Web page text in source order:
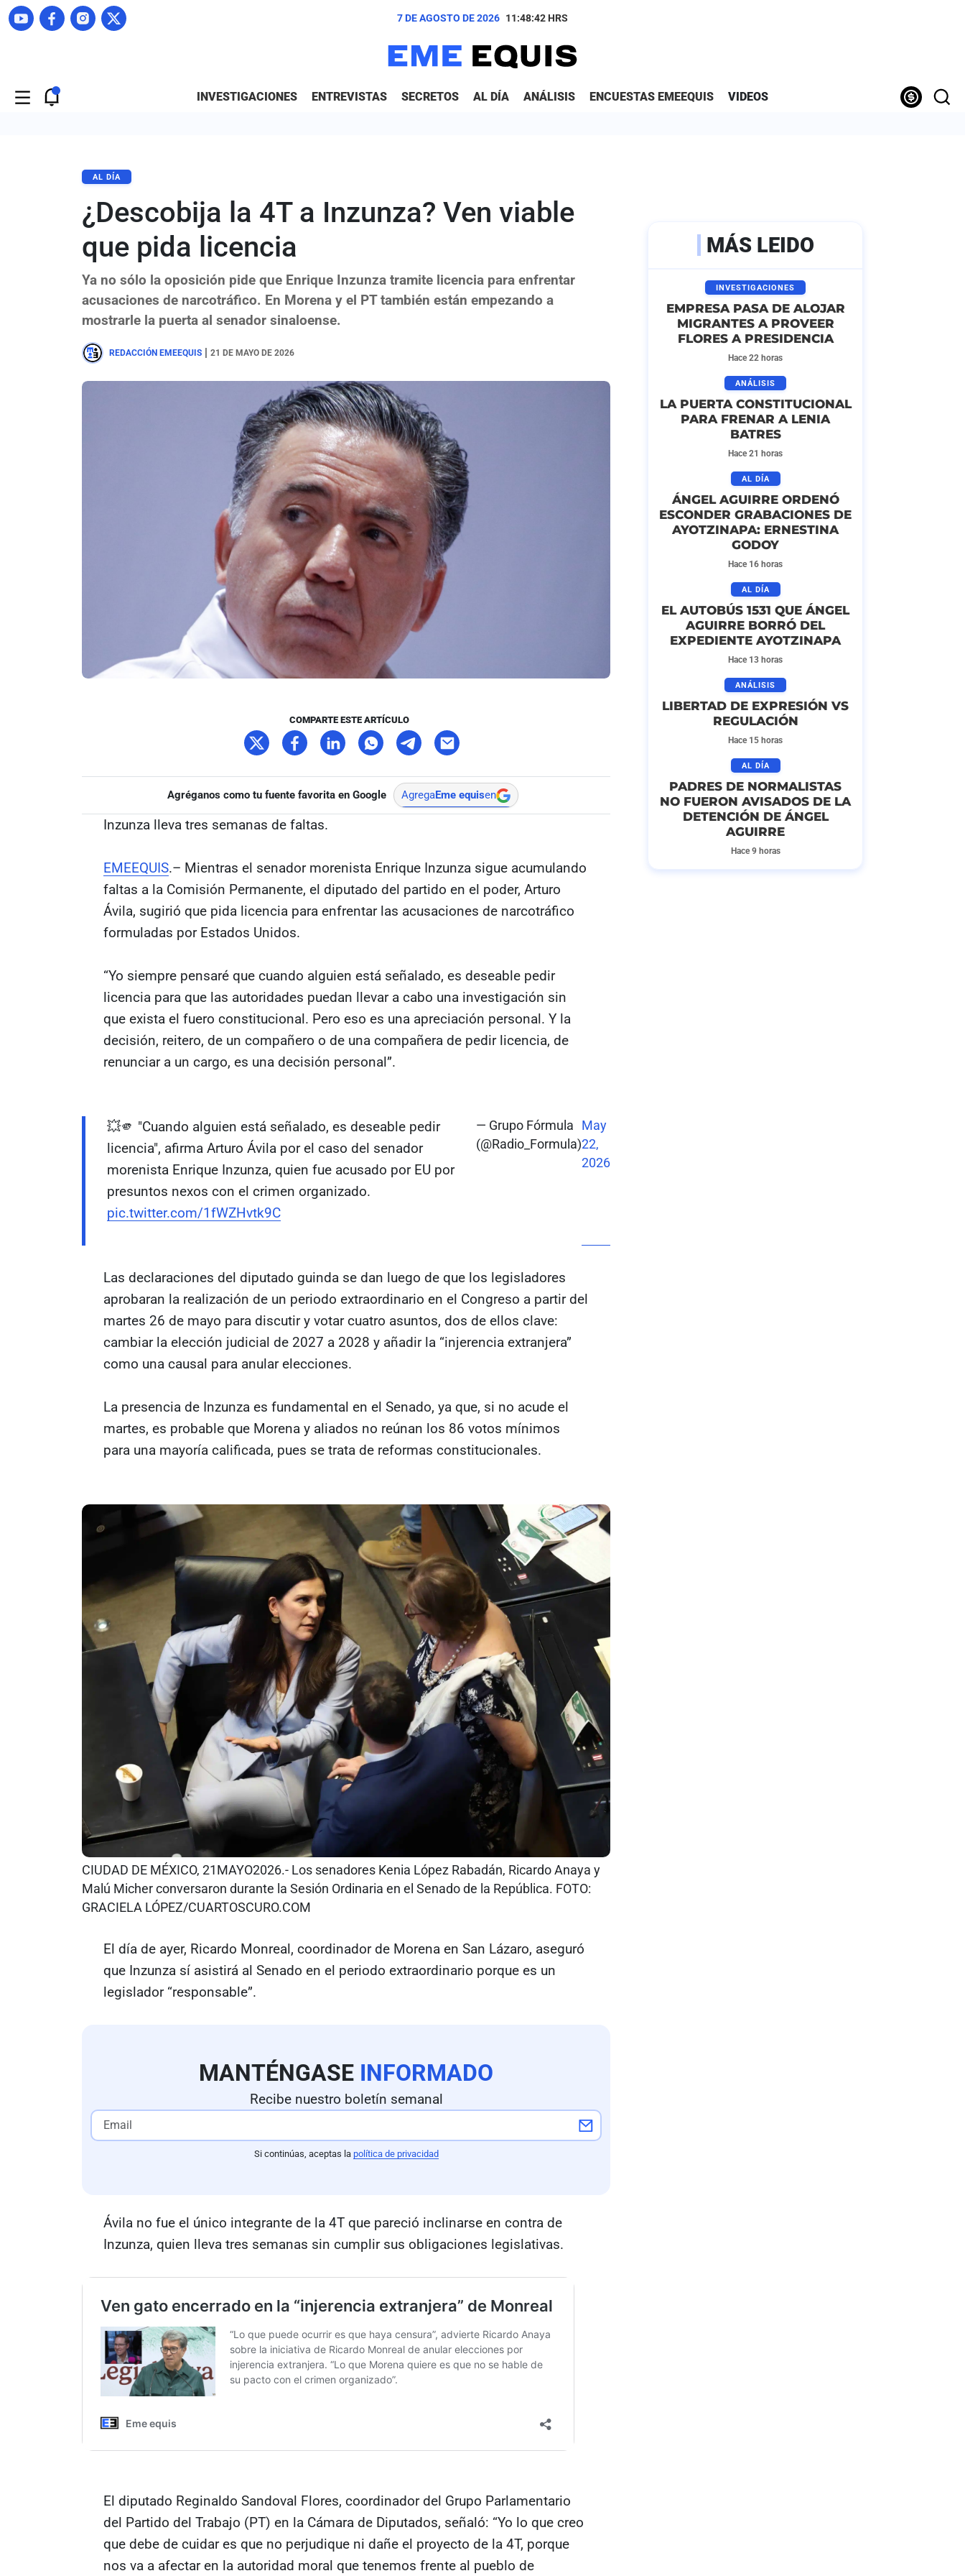
7 DE AGOSTO DE 2026 11:48:44 HRS
INVESTIGACIONES ENTREVISTAS SECRETOS AL DÍA ANÁLISIS ENCUESTAS EMEEQUIS VIDEOS
AL DÍA
¿Descobija la 4T a Inzunza? Ven viable
que pida licencia
Ya no sólo la oposición pide que Enrique Inzunza tramite licencia para enfrentar
acusaciones de narcotráfico. En Morena y el PT también están empezando a
mostrarle la puerta al senador sinaloense.
REDACCIÓN EMEEQUIS 21 DE MAYO DE 2026
COMPARTE ESTE ARTÍCULO
Agréganos como tu fuente favorita en Google AgregaEme equisen
Inzunza lleva tres semanas de faltas.
EMEEQUIS.– Mientras el senador morenista Enrique Inzunza sigue acumulando
faltas a la Comisión Permanente, el diputado del partido en el poder, Arturo
Ávila, sugirió que pida licencia para enfrentar las acusaciones de narcotráfico
formuladas por Estados Unidos.
“Yo siempre pensaré que cuando alguien está señalado, es deseable pedir
licencia para que las autoridades puedan llevar a cabo una investigación sin
que exista el fuero constitucional. Pero eso es una apreciación personal. Y la
decisión, reitero, de un compañero o de una compañera de pedir licencia, de
renunciar a un cargo, es una decisión personal”.
💥🫵 "Cuando alguien está señalado, es deseable pedir
licencia", afirma Arturo Ávila por el caso del senador
morenista Enrique Inzunza, quien fue acusado por EU por
presuntos nexos con el crimen organizado.
pic.twitter.com/1fWZHvtk9C
— Grupo Fórmula
(@Radio_Formula)
May
22,
2026
Las declaraciones del diputado guinda se dan luego de que los legisladores
aprobaran la realización de un periodo extraordinario en el Congreso a partir del
martes 26 de mayo para discutir y votar cuatro asuntos, dos de ellos clave:
cambiar la elección judicial de 2027 a 2028 y añadir la “injerencia extranjera”
como una causal para anular elecciones.
La presencia de Inzunza es fundamental en el Senado, ya que, si no acude el
martes, es probable que Morena y aliados no reúnan los 86 votos mínimos
para una mayoría calificada, pues se trata de reformas constitucionales.
CIUDAD DE MÉXICO, 21MAYO2026.- Los senadores Kenia López Rabadán, Ricardo Anaya y
Malú Micher conversaron durante la Sesión Ordinaria en el Senado de la República. FOTO:
GRACIELA LÓPEZ/CUARTOSCURO.COM
El día de ayer, Ricardo Monreal, coordinador de Morena en San Lázaro, aseguró
que Inzunza sí asistirá al Senado en el periodo extraordinario porque es un
legislador “responsable”.
MANTÉNGASE INFORMADO
Recibe nuestro boletín semanal
Si continúas, aceptas la política de privacidad
Ávila no fue el único integrante de la 4T que pareció inclinarse en contra de
Inzunza, quien lleva tres semanas sin cumplir sus obligaciones legislativas.
El diputado Reginaldo Sandoval Flores, coordinador del Grupo Parlamentario
del Partido del Trabajo (PT) en la Cámara de Diputados, señaló: “Yo lo que creo
que debe de cuidar es que no perjudique ni dañe el proyecto de la 4T, porque
nos va a afectar en la autoridad moral que tenemos frente al pueblo de
MÁS LEIDO
INVESTIGACIONES
EMPRESA PASA DE ALOJAR
MIGRANTES A PROVEER
FLORES A PRESIDENCIA
Hace 22 horas
ANÁLISIS
LA PUERTA CONSTITUCIONAL
PARA FRENAR A LENIA
BATRES
Hace 21 horas
AL DÍA
ÁNGEL AGUIRRE ORDENÓ
ESCONDER GRABACIONES DE
AYOTZINAPA: ERNESTINA
GODOY
Hace 16 horas
AL DÍA
EL AUTOBÚS 1531 QUE ÁNGEL
AGUIRRE BORRÓ DEL
EXPEDIENTE AYOTZINAPA
Hace 13 horas
ANÁLISIS
LIBERTAD DE EXPRESIÓN VS
REGULACIÓN
Hace 15 horas
AL DÍA
PADRES DE NORMALISTAS
NO FUERON AVISADOS DE LA
DETENCIÓN DE ÁNGEL
AGUIRRE
Hace 9 horas